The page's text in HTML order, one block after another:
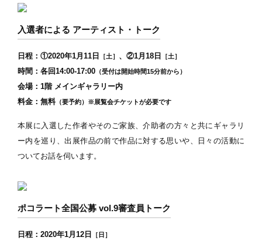
入選者による アーティスト・トーク
日程：①2020年1月11日 ［土］ 、②1月18日 ［土］
時間：各回14:00-17:00 （受付は開始時間15分前から）
会場：1階 メインギャラリー内
料金：無料（要予約）※展覧会チケットが必要です
本展に入選した作者やそのご家族、介助者の方々と共にギャラリ
ー内を巡り、出展作品の前で作品に対する思いや、日々の活動に
ついてお話を伺います。
ポコラート全国公募 vol.9審査員トーク
日程：2020年1月12日 ［日］